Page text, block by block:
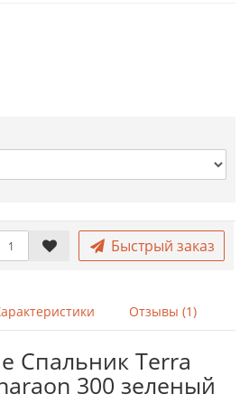
Быстрый заказ
Отзывы (1)
Спальник Terra
300 зеленый